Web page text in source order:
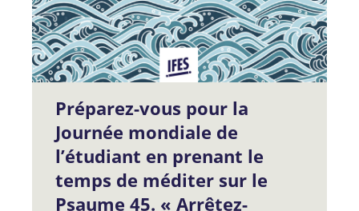
Préparez-vous pour la
Journée mondiale de
l’étudiant en prenant le
temps de méditer sur le
Psaume 45. « Arrêtez-